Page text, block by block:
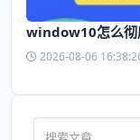
window10怎么彻
2026-08-06